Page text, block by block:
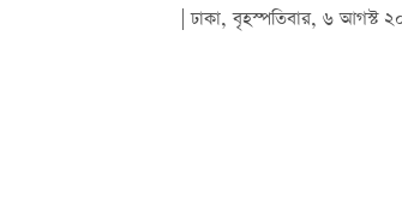
| ঢাকা, বৃহস্পতিবার, ৬ আগস্ট